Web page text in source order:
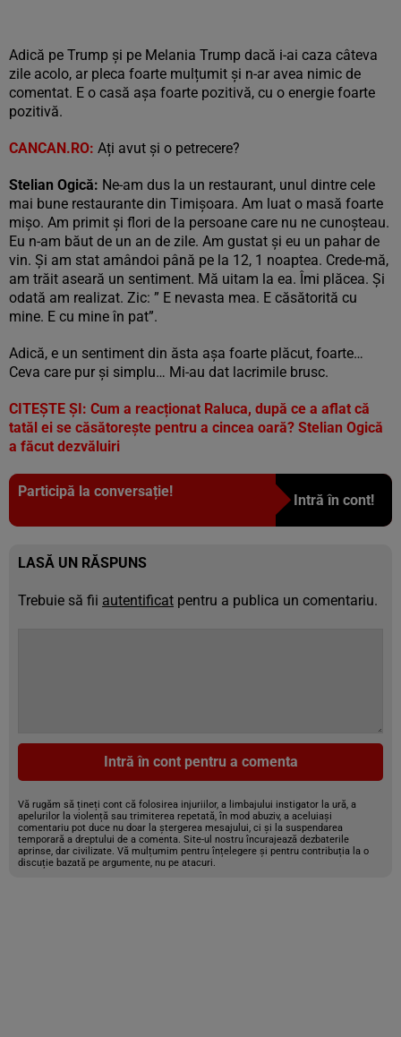
Adică pe Trump și pe Melania Trump dacă i-ai caza câteva
zile acolo, ar pleca foarte mulțumit și n-ar avea nimic de
comentat. E o casă așa foarte pozitivă, cu o energie foarte
pozitivă.
CANCAN.RO: Ați avut și o petrecere?
Stelian Ogică: Ne-am dus la un restaurant, unul dintre cele
mai bune restaurante din Timișoara. Am luat o masă foarte
mișo. Am primit și flori de la persoane care nu ne cunoșteau.
Eu n-am băut de un an de zile. Am gustat și eu un pahar de
vin. Și am stat amândoi până pe la 12, 1 noaptea. Crede-mă,
am trăit aseară un sentiment. Mă uitam la ea. Îmi plăcea. Și
odată am realizat. Zic: ” E nevasta mea. E căsătorită cu
mine. E cu mine în pat”.
Adică, e un sentiment din ăsta așa foarte plăcut, foarte…
Ceva care pur și simplu… Mi-au dat lacrimile brusc.
CITEȘTE ȘI: Cum a reacționat Raluca, după ce a aflat că
tatăl ei se căsătorește pentru a cincea oară? Stelian Ogică
a făcut dezvăluiri
Participă la conversație!
Intră în cont!
LASĂ UN RĂSPUNS
Trebuie să fii autentificat pentru a publica un comentariu.
Intră în cont pentru a comenta
Vă rugăm să țineți cont că folosirea injuriilor, a limbajului instigator la ură, a
apelurilor la violență sau trimiterea repetată, în mod abuziv, a aceluiași
comentariu pot duce nu doar la ștergerea mesajului, ci și la suspendarea
temporară a dreptului de a comenta. Site-ul nostru încurajează dezbaterile
aprinse, dar civilizate. Vă mulțumim pentru înțelegere și pentru contribuția la o
discuție bazată pe argumente, nu pe atacuri.